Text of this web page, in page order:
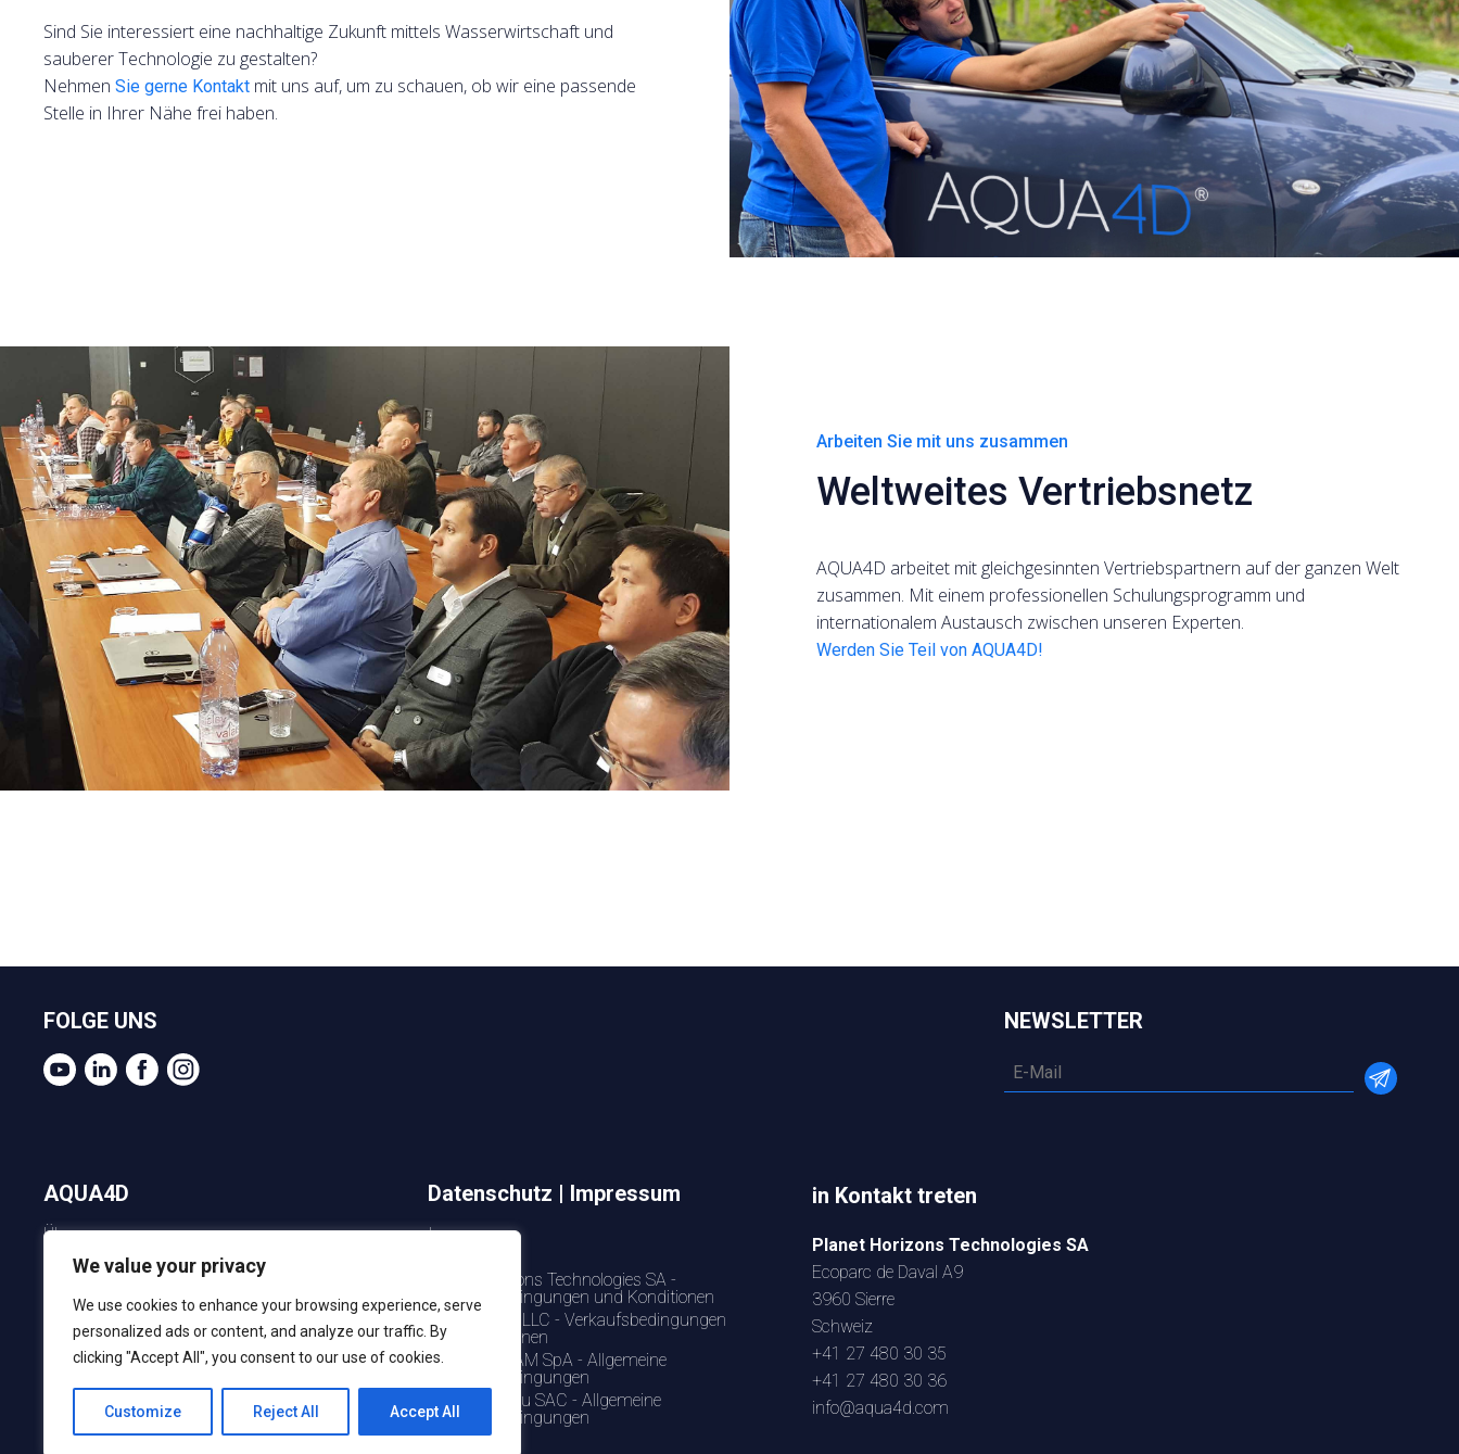
We value your privacy
We use cookies to enhance your browsing experience, serve
personalized ads or content, and analyze our traffic. By
clicking "Accept All", you consent to our use of cookies.
Customize Reject All Accept All
Sind Sie interessiert eine nachhaltige Zukunft mittels Wasserwirtschaft und
sauberer Technologie zu gestalten?
Nehmen Sie gerne Kontakt mit uns auf, um zu schauen, ob wir eine passende
Stelle in Ihrer Nähe frei haben.
Arbeiten Sie mit uns zusammen
Weltweites Vertriebsnetz
AQUA4D arbeitet mit gleichgesinnten Vertriebspartnern auf der ganzen Welt
zusammen. Mit einem professionellen Schulungsprogramm und
internationalem Austausch zwischen unseren Experten.
Werden Sie Teil von AQUA4D!
FOLGE UNS NEWSLETTER
AQUA4D
Über uns
Aktuelles
Landwirtschaft
Gebäude
Tiergesundheit
Referenzen
Gemeinsamer Werteplan
Kontakt
Datenschutz | Impressum
Impressum
Planet Horizons Technologies SA -
Verkaufsbedingungen und Konditionen
AQUA4D US LLC - Verkaufsbedingungen
und Konditionen
AQU4D LATAM SpA - Allgemeine
Verkaufsbedingungen
AQUA4D Peru SAC - Allgemeine
Verkaufsbedingungen
in Kontakt treten
Planet Horizons Technologies SA
Ecoparc de Daval A9
3960 Sierre
Schweiz
+41 27 480 30 35
+41 27 480 30 36
info@aqua4d.com